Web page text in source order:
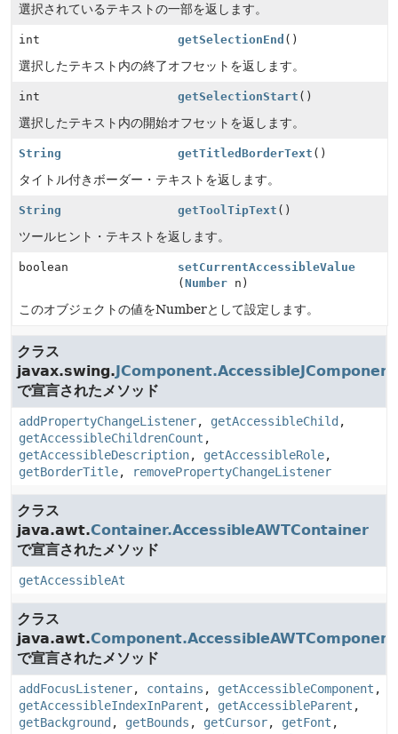
選択されているテキストの一部を返します。
int getSelectionEnd ()
選択したテキスト内の終了オフセットを返します。
int getSelectionStart ()
選択したテキスト内の開始オフセットを返します。
String getTitledBorderText ()
タイトル付きボーダー・テキストを返します。
String getToolTipText ()
ツールヒント・テキストを返します。
boolean
setCurrentAccessibleValue
(Number n)
このオブジェクトの値をNumberとして設定します。
クラス
javax.swing.JComponent.AccessibleJComponent
で宣言されたメソッド
addPropertyChangeListener, getAccessibleChild ,
getAccessibleChildrenCount ,
getAccessibleDescription, getAccessibleRole,
getBorderTitle, removePropertyChangeListener
クラス
java.awt.Container.AccessibleAWTContainer
で宣言されたメソッド
getAccessibleAt
クラス
java.awt.Component.AccessibleAWTComponent
で宣言されたメソッド
addFocusListener, contains , getAccessibleComponent ,
getAccessibleIndexInParent , getAccessibleParent ,
getBackground , getBounds , getCursor, getFont ,